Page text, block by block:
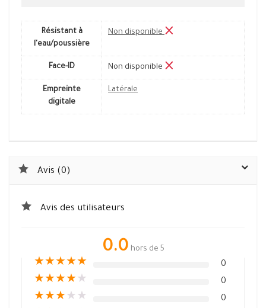
Résistant à
l'eau/poussière
Non disponible
Face-ID Non disponible
Empreinte
digitale
Latérale
Avis (0)
Avis des utilisateurs
0.0 hors de 5
★★★★★ 0
★★★★★ 0
★★★★ ★ 0